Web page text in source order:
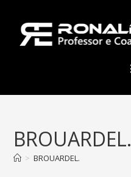
BROUARDEL.
> BROUARDEL.